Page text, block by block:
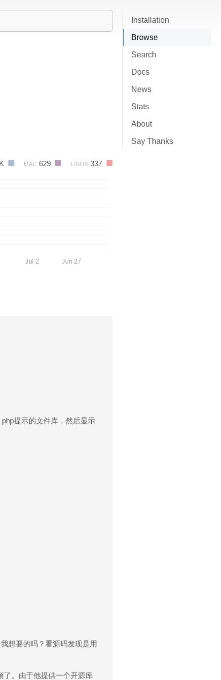
Installation
Browse
Search
Docs
News
Stats
About
Say Thanks
MAC 629 LINUX 337
Jul 2 Jun 27
提示的文件库，然后显示
想要的吗？看源码发现是用
了。由于他提供一个开源库